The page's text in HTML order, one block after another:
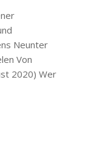
Neunter
Von
2020) Wer